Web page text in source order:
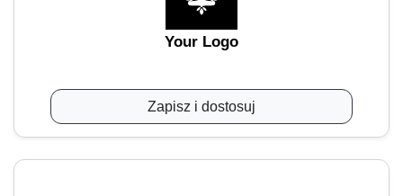
Your Logo
Zapisz i dostosuj